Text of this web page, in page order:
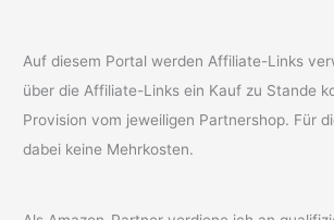
Auf diesem Portal werden Affiliate-Links
über die Affiliate-Links ein Kauf zu Stande
Provision vom jeweiligen Partnershop. Für
dabei keine Mehrkosten.